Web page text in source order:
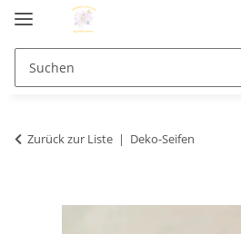
Zurück zur Liste Deko-Seifen